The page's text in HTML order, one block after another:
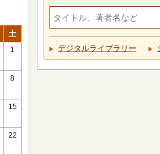
土
1
8
15
22
デジタルライブラリー